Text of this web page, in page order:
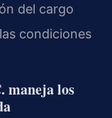
del cargo
condiciones
maneja los